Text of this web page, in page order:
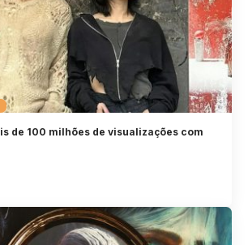
de 100 milhões de visualizações com